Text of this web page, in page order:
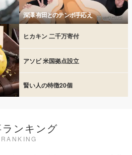
深澤 有田とのテンポ手応え
ヒカキン 二千万寄付
アソビ 米国拠点設立
賢い人の特徴20個
ンキング
RANKING